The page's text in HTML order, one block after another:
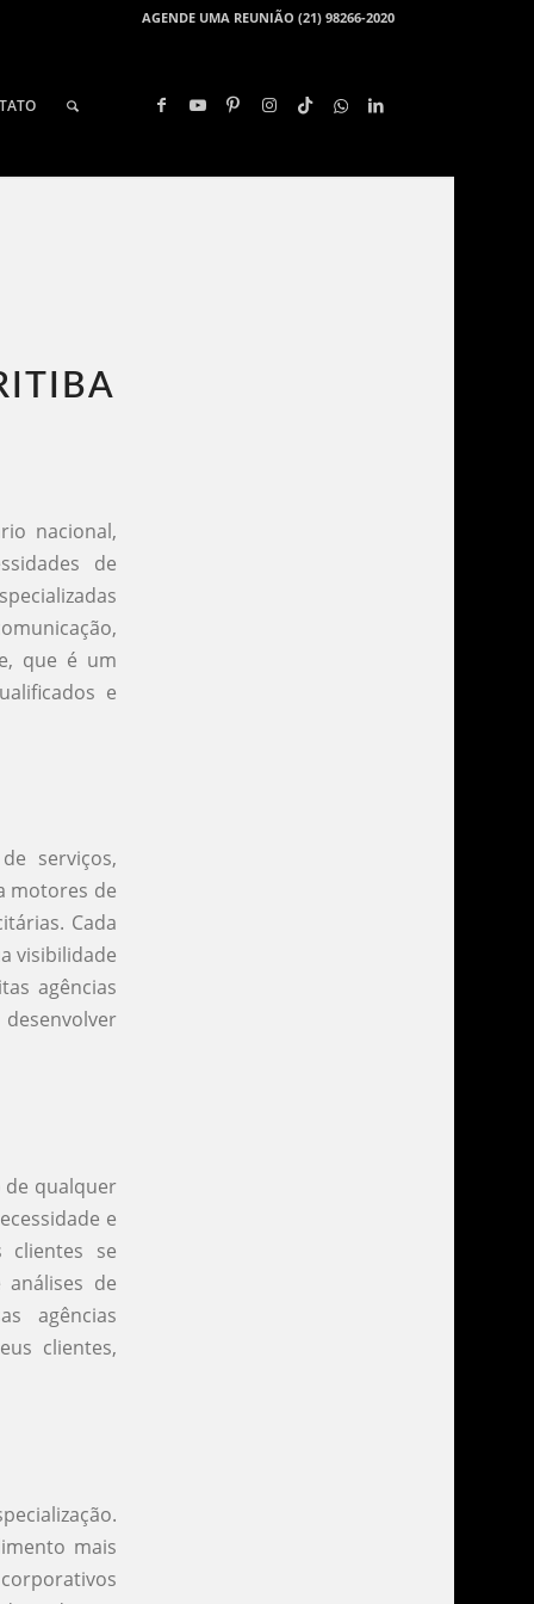
AGENDE UMA REUNIÃO (21) 98266-2020
nacional,
de
que é um
e
serviços,
motores de
Cada
visibilidade
agências
de qualquer
e
clientes se
de
agências
clientes,
mais